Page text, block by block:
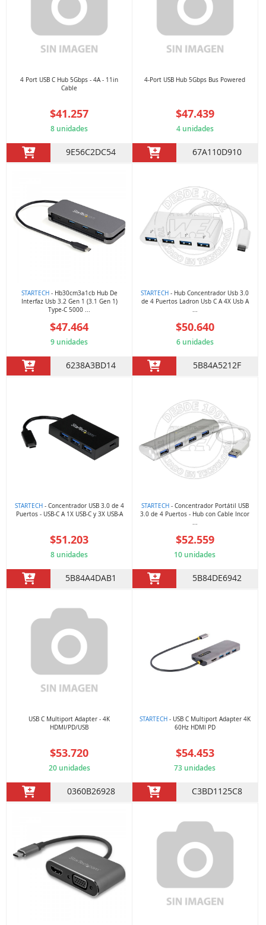
4 Port USB C Hub 5Gbps - 4A - 11in
Cable
$41.257
8 unidades
9E56C2DC54
4-Port USB Hub 5Gbps Bus Powered
$47.439
4 unidades
67A110D910
STARTECH- Hb30cm3a1cb Hub De
Interfaz Usb 3.2 Gen 1 (3.1 Gen 1)
Type-C 5000 ...
$47.464
9 unidades
6238A3BD14
STARTECH - Hub Concentrador Usb 3.0
de 4 Puertos Ladron Usb C A 4X Usb A
$50.640
6 unidades
5B84A5212F
STARTECH - Concentrador USB 3.0 de 4
Puertos - USB-C A 1X USB-C y 3X USB-A
$51.203
8 unidades
5B84A4DAB1
STARTECH - Concentrador Portátil USB
3.0 de 4 Puertos - Hub con Cable Incor
...
$52.559
10 unidades
5B84DE6942
USB C Multiport Adapter - 4K
HDMI/PD/USB
$53.720
20 unidades
0360B26928
STARTECH - USB C Multiport Adapter 4K
60Hz HDMI PD
$54.453
73 unidades
C3BD1125C8